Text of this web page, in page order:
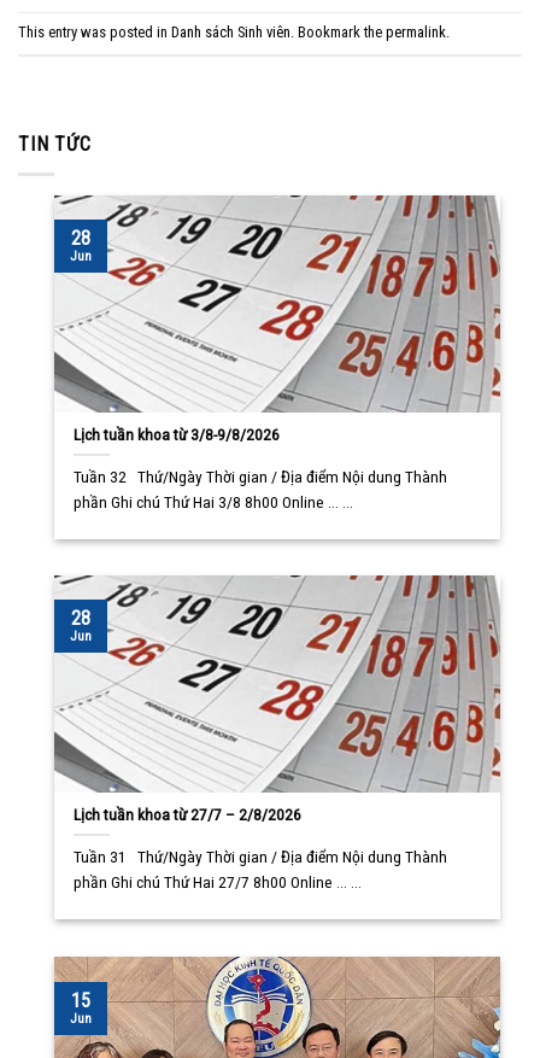
This entry was posted in Danh sách Sinh viên. Bookmark the permalink.
TIN TỨC
Lịch tuần khoa từ 3/8-9/8/2026
Tuần 32 Thứ/Ngày Thời gian / Địa điểm Nội dung Thành
phần Ghi chú Thứ Hai 3/8 8h00 Online ... ...
28
Jun
Lịch tuần khoa từ 27/7 – 2/8/2026
Tuần 31 Thứ/Ngày Thời gian / Địa điểm Nội dung Thành
phần Ghi chú Thứ Hai 27/7 8h00 Online ... ...
28
Jun
15
Jun